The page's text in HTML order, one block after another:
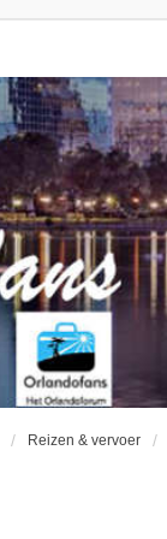
Reizen & vervoer